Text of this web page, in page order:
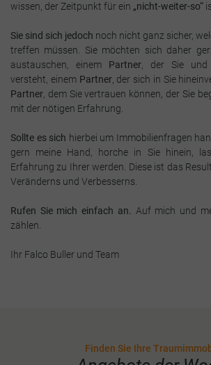
wissen, der Zeitpunkt für ein „nicht-weiter-so“
Sie sind sich jedoch noch nicht ganz sicher,
treffen müssen. Sie möchten sich daher
austauschen, einem Partner , der Sie und
versteht, einemPartner, der sich in Sie
Partner , dem Sie vertrauen können, der Sie
mit der nötigen Erfahrung.
Sollte es sich hierbei um Immobilienfragen
gern meine Hand, horche in Sie hinein,
Erfahrung zu Ihrer werden. Diese ist das
Veränderns und Verbesserns.
Rufen Sie mich einfach an. Auf mich und
zählen.
Ihr Falco Buller und Team
Finden Sie Ihre